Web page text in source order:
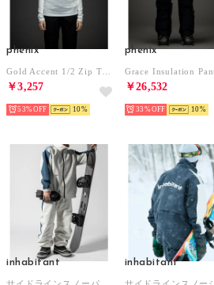
phenix
Gold Accent 1/2 Zip Tee ゴールドアクセントWs1/2ジップティー/Middle レディース/スキーウェア/インナー （ホワイト）
￥3,257
53% 10
phenix
￥26,532
33% 10
inhabitant inhabitant